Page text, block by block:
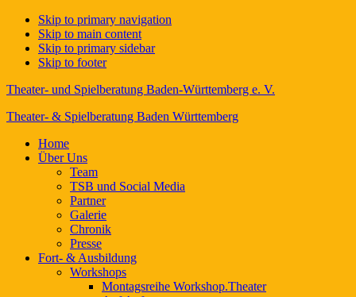
Skip to primary navigation
Skip to main content
Skip to primary sidebar
Skip to footer
Theater- und Spielberatung Baden-Württemberg e. V.
Theater- & Spielberatung Baden Württemberg
Home
Über Uns
Team
TSB und Social Media
Partner
Galerie
Chronik
Presse
Fort- & Ausbildung
Workshops
Montagsreihe Workshop.Theater